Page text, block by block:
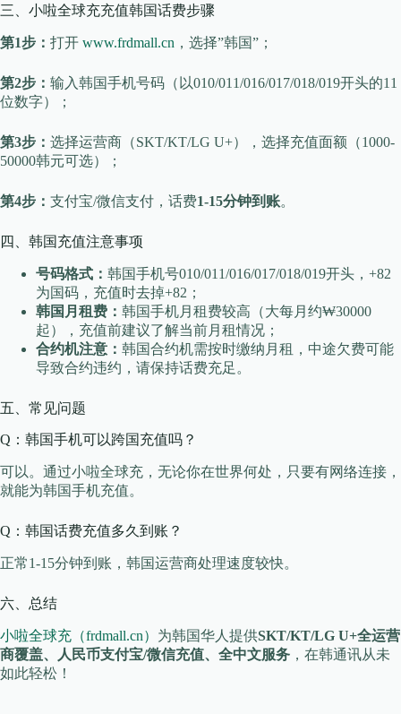
三、小啦全球充充值韩国话费步骤
第1步： 打开 www.frdmall.cn ，选择”韩国”；
第2步： 输入韩国手机号码（以010/011/016/017/018/019开头的11
位数字）；
第3步： 选择运营商（SKT/KT/LG U+），选择充值面额（1000-
50000韩元可选）；
第4步： 支付宝/微信支付，话费1-15分钟到账。
四、韩国充值注意事项
号码格式： 韩国手机号010/011/016/017/018/019开头，+82
为国码，充值时去掉+82；
韩国月租费： 韩国手机月租费较高（大每月约₩30000
起），充值前建议了解当前月租情况；
合约机注意： 韩国合约机需按时缴纳月租，中途欠费可能
导致合约违约，请保持话费充足。
五、常见问题
Q：韩国手机可以跨国充值吗？
可以。通过小啦全球充，无论你在世界何处，只要有网络连接，
就能为韩国手机充值。
Q：韩国话费充值多久到账？
正常1-15分钟到账，韩国运营商处理速度较快。
六、总结
小啦全球充（frdmall.cn） 为韩国华人提供SKT/KT/LG U+全运营
商覆盖、人民币支付宝/微信充值、全中文服务 ，在韩通讯从未
如此轻松！